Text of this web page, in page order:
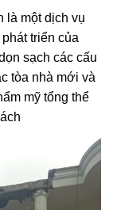
là một dịch vụ
triển của
sạch các cấu
tòa nhà mới và
mỹ tổng thể